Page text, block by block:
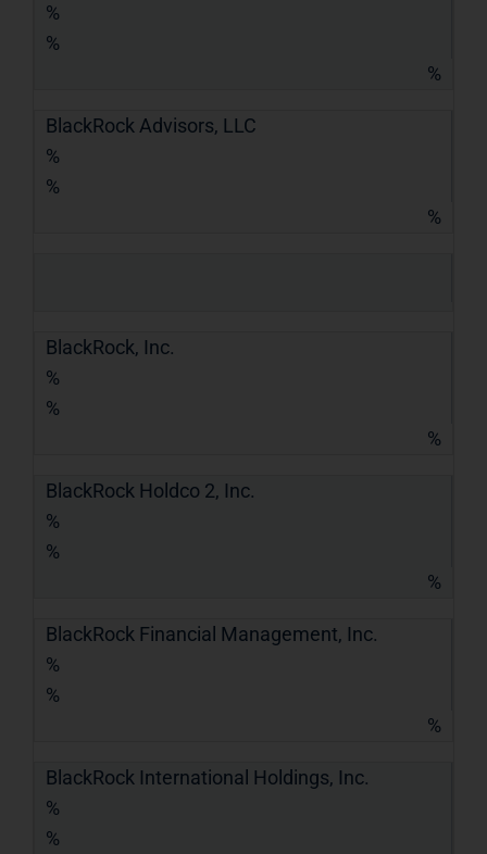
%
%
%
BlackRock Advisors, LLC
%
%
%
BlackRock, Inc.
%
%
%
BlackRock Holdco 2, Inc.
%
%
%
BlackRock Financial Management, Inc.
%
%
%
BlackRock International Holdings, Inc.
%
%